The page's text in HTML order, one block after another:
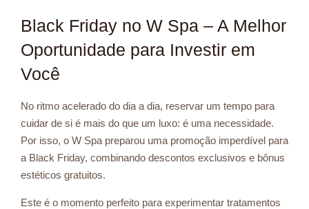
Black Friday no W Spa – A Melhor
Oportunidade para Investir em
Você
No ritmo acelerado do dia a dia, reservar um tempo para
cuidar de si é mais do que um luxo: é uma necessidade.
Por isso, o W Spa preparou uma promoção imperdível para
a Black Friday, combinando descontos exclusivos e bônus
estéticos gratuitos.
Este é o momento perfeito para experimentar tratamentos